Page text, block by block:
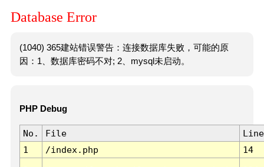
Database Error
(1040) 365建站错误警告：连接数据库失败，可能的原
因：1、数据库密码不对; 2、mysql未启动。
PHP Debug
No. File
Line
1
/index.php 14